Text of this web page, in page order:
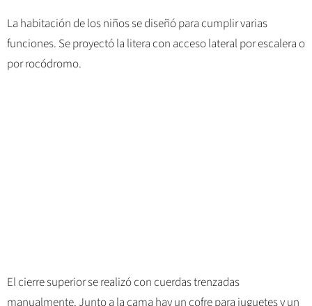
La habitación de los niños se diseñó para cumplir varias
funciones. Se proyectó la litera con acceso lateral por escalera o
por rocódromo.
El cierre superior se realizó con cuerdas trenzadas
manualmente. Junto a la cama hay un cofre para juguetes y un